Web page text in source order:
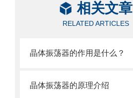
相关文章
RELATED ARTICLES
晶体振荡器的作用是什么？
晶体振荡器的原理介绍